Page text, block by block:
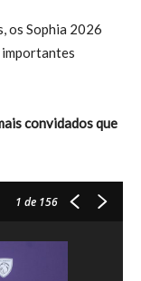
os Sophia 2026
importantes
convidadosque
1 de 156